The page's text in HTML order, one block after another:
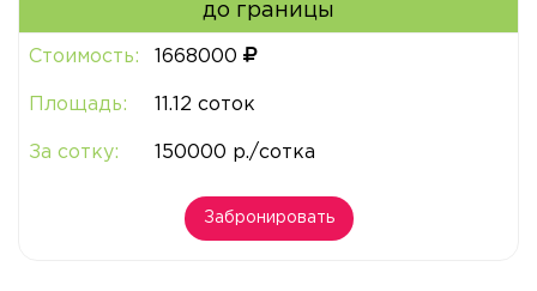
до границы
Стоимость: 1668000
Площадь: 11.12 соток
За сотку: 150000 р./сотка
Забронировать